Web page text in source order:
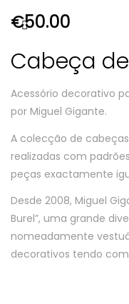
€50.00
Cabeça
Acessório decorativo
por Miguel Gigante.
A colecção de
realizadas com
peças exactamente
Desde 2008, Miguel
Burel”, uma grande
nomeadamente
decorativos tendo